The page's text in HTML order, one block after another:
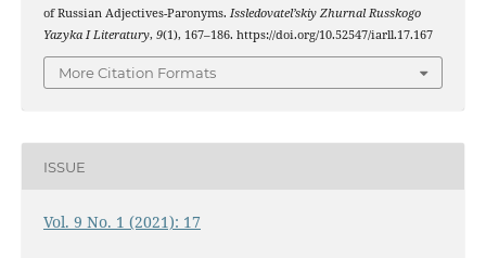
of Russian Adjectives-Paronyms. Issledovatel’skiy Zhurnal Russkogo
Yazyka I Literatury, 9(1), 167–186. https://doi.org/10.52547/iarll.17.167
More Citation Formats
ISSUE
Vol. 9 No. 1 (2021): 17